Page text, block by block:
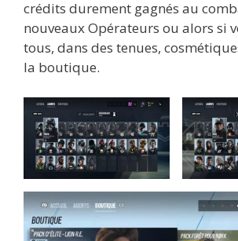
crédits durement gagnés au
nouveaux Opérateurs ou alors si
tous, dans des tenues,
la boutique.